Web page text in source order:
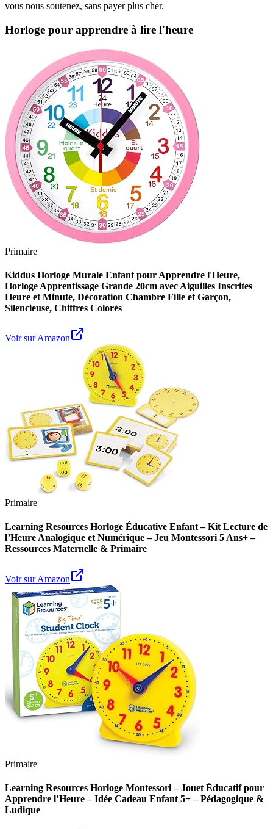
vous nous soutenez, sans payer plus cher.
Horloge pour apprendre à lire l'heure
Primaire
Kiddus Horloge Murale Enfant pour Apprendre l'Heure,
Horloge Apprentissage Grande 20cm avec Aiguilles Inscrites
Heure et Minute, Décoration Chambre Fille et Garçon,
Silencieuse, Chiffres Colorés
Voir sur Amazon
Primaire
Learning Resources Horloge Éducative Enfant – Kit Lecture de
l’Heure Analogique et Numérique – Jeu Montessori 5 Ans+ –
Ressources Maternelle & Primaire
Voir sur Amazon
Primaire
Learning Resources Horloge Montessori – Jouet Éducatif pour
Apprendre l’Heure – Idée Cadeau Enfant 5+ – Pédagogique &
Ludique